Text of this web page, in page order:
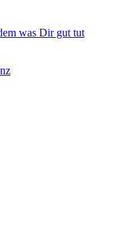
was Dir gut tut